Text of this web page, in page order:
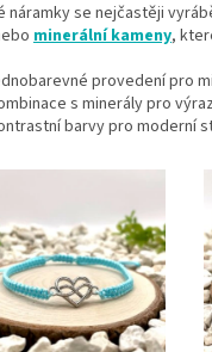
náramky se nejčastěji
minerální kameny,
provedení pro
s minerály pro
barvy pro moderní